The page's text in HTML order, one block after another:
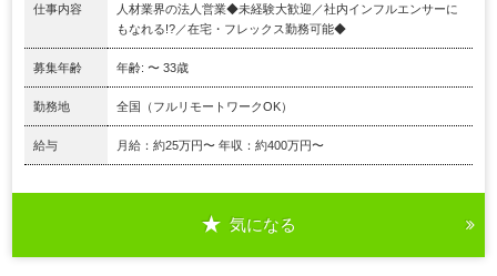
仕事内容
人材業界の法人営業◆未経験大歓迎／社内インフルエンサーに
もなれる!?／在宅・フレックス勤務可能◆
募集年齢 年齢: 〜 33歳
勤務地 全国（フルリモートワークOK）
給与 月給：約25万円〜 年収：約400万円〜
気になる